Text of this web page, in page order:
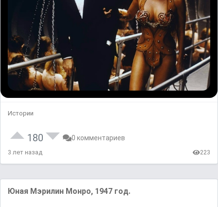
Истории
180 0 комментариев
3 лет назад 223
Юнaя Мэpилин Moнpo, 1947 гoд.